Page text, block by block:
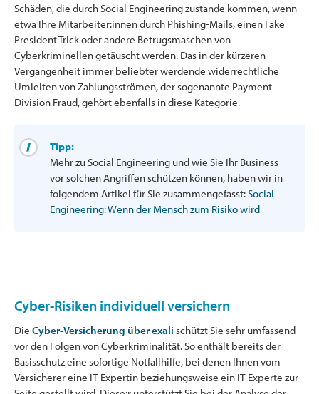
Schäden, die durch Social Engineering zustande kommen, wenn
etwa Ihre Mitarbeiter:innen durch Phishing-Mails, einen Fake
President Trick oder andere Betrugsmaschen von
Cyberkriminellen getäuscht werden. Das in der kürzeren
Vergangenheit immer beliebter werdende widerrechtliche
Umleiten von Zahlungsströmen, der sogenannte Payment
Division Fraud, gehört ebenfalls in diese Kategorie.
Tipp:
Mehr zu Social Engineering und wie Sie Ihr Business
vor solchen Angriffen schützen können, haben wir in
folgendem Artikel für Sie zusammengefasst:Social
Engineering: Wenn der Mensch zum Risiko wird
Cyber-Risiken individuell versichern
Die Cyber-Versicherung über exali schützt Sie sehr umfassend
vor den Folgen von Cyberkriminalität. So enthält bereits der
Basisschutz eine sofortige Notfallhilfe, bei denen Ihnen vom
Versicherer eine IT-Expertin beziehungsweise ein IT-Experte zur